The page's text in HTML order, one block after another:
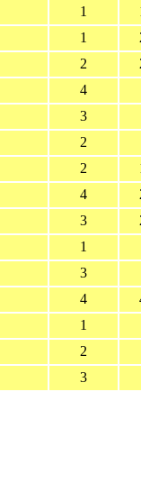
1
1
2
4
3
2
2
4
3
1
3
4
1
2
3